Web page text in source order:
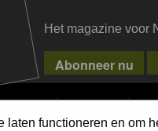
Het magazine voor
WEBSHOP
functioneren en om